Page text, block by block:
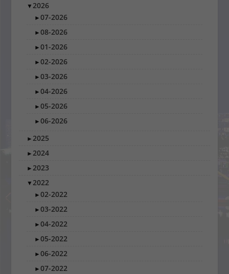
▼2026
►07-2026
►08-2026
►01-2026
►02-2026
►03-2026
►04-2026
►05-2026
►06-2026
►2025
►2024
►2023
▼2022
►02-2022
►03-2022
►04-2022
►05-2022
►06-2022
►07-2022